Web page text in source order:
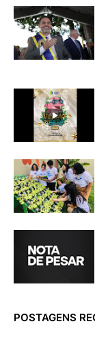
POSTAGENS